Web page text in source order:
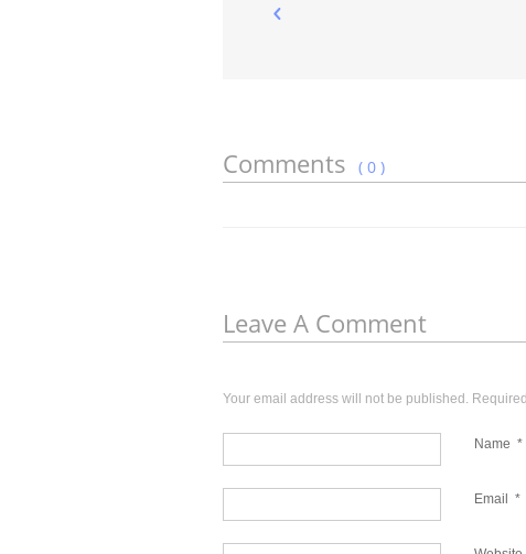
Comments ( 0 )
Leave A Comment
Your email address will not be published.
Name *
Email *